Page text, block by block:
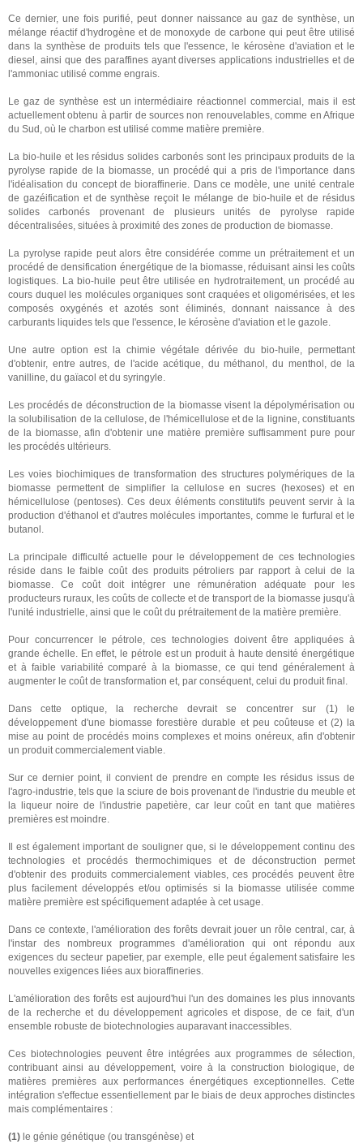
Ce dernier, une fois purifié, peut donner naissance au gaz de synthèse, un
mélange réactif d'hydrogène et de monoxyde de carbone qui peut être utilisé
dans la synthèse de produits tels que l'essence, le kérosène d'aviation et le
diesel, ainsi que des paraffines ayant diverses applications industrielles et de
l'ammoniac utilisé comme engrais.
Le gaz de synthèse est un intermédiaire réactionnel commercial, mais il est
actuellement obtenu à partir de sources non renouvelables, comme en Afrique
du Sud, où le charbon est utilisé comme matière première.
La bio-huile et les résidus solides carbonés sont les principaux produits de la
pyrolyse rapide de la biomasse, un procédé qui a pris de l'importance dans
l'idéalisation du concept de bioraffinerie. Dans ce modèle, une unité centrale
de gazéification et de synthèse reçoit le mélange de bio-huile et de résidus
solides carbonés provenant de plusieurs unités de pyrolyse rapide
décentralisées, situées à proximité des zones de production de biomasse.
La pyrolyse rapide peut alors être considérée comme un prétraitement et un
procédé de densification énergétique de la biomasse, réduisant ainsi les coûts
logistiques. La bio-huile peut être utilisée en hydrotraitement, un procédé au
cours duquel les molécules organiques sont craquées et oligomérisées, et les
composés oxygénés et azotés sont éliminés, donnant naissance à des
carburants liquides tels que l'essence, le kérosène d'aviation et le gazole.
Une autre option est la chimie végétale dérivée du bio-huile, permettant
d'obtenir, entre autres, de l'acide acétique, du méthanol, du menthol, de la
vanilline, du gaïacol et du syringyle.
Les procédés de déconstruction de la biomasse visent la dépolymérisation ou
la solubilisation de la cellulose, de l'hémicellulose et de la lignine, constituants
de la biomasse, afin d'obtenir une matière première suffisamment pure pour
les procédés ultérieurs.
Les voies biochimiques de transformation des structures polymériques de la
biomasse permettent de simplifier la cellulose en sucres (hexoses) et en
hémicellulose (pentoses). Ces deux éléments constitutifs peuvent servir à la
production d'éthanol et d'autres molécules importantes, comme le furfural et le
butanol.
La principale difficulté actuelle pour le développement de ces technologies
réside dans le faible coût des produits pétroliers par rapport à celui de la
biomasse. Ce coût doit intégrer une rémunération adéquate pour les
producteurs ruraux, les coûts de collecte et de transport de la biomasse jusqu'à
l'unité industrielle, ainsi que le coût du prétraitement de la matière première.
Pour concurrencer le pétrole, ces technologies doivent être appliquées à
grande échelle. En effet, le pétrole est un produit à haute densité énergétique
et à faible variabilité comparé à la biomasse, ce qui tend généralement à
augmenter le coût de transformation et, par conséquent, celui du produit final.
Dans cette optique, la recherche devrait se concentrer sur (1) le
développement d'une biomasse forestière durable et peu coûteuse et (2) la
mise au point de procédés moins complexes et moins onéreux, afin d'obtenir
un produit commercialement viable.
Sur ce dernier point, il convient de prendre en compte les résidus issus de
l'agro-industrie, tels que la sciure de bois provenant de l'industrie du meuble et
la liqueur noire de l'industrie papetière, car leur coût en tant que matières
premières est moindre.
Il est également important de souligner que, si le développement continu des
technologies et procédés thermochimiques et de déconstruction permet
d'obtenir des produits commercialement viables, ces procédés peuvent être
plus facilement développés et/ou optimisés si la biomasse utilisée comme
matière première est spécifiquement adaptée à cet usage.
Dans ce contexte, l'amélioration des forêts devrait jouer un rôle central, car, à
l'instar des nombreux programmes d'amélioration qui ont répondu aux
exigences du secteur papetier, par exemple, elle peut également satisfaire les
nouvelles exigences liées aux bioraffineries.
L'amélioration des forêts est aujourd'hui l'un des domaines les plus innovants
de la recherche et du développement agricoles et dispose, de ce fait, d'un
ensemble robuste de biotechnologies auparavant inaccessibles.
Ces biotechnologies peuvent être intégrées aux programmes de sélection,
contribuant ainsi au développement, voire à la construction biologique, de
matières premières aux performances énergétiques exceptionnelles. Cette
intégration s'effectue essentiellement par le biais de deux approches distinctes
mais complémentaires :
(1) le génie génétique (ou transgénèse) et